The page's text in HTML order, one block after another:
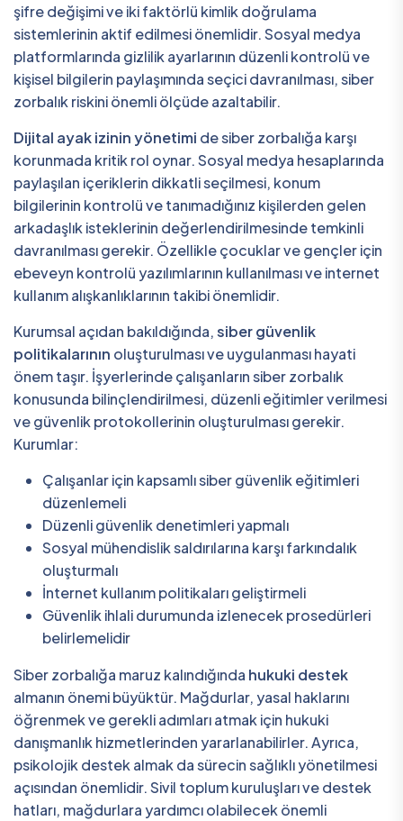
şifre değişimi ve iki faktörlü kimlik doğrulama
sistemlerinin aktif edilmesi önemlidir. Sosyal medya
platformlarında gizlilik ayarlarının düzenli kontrolü ve
kişisel bilgilerin paylaşımında seçici davranılması, siber
zorbalık riskini önemli ölçüde azaltabilir.
Dijital ayak izinin yönetimi de siber zorbalığa karşı
korunmada kritik rol oynar. Sosyal medya hesaplarında
paylaşılan içeriklerin dikkatli seçilmesi, konum
bilgilerinin kontrolü ve tanımadığınız kişilerden gelen
arkadaşlık isteklerinin değerlendirilmesinde temkinli
davranılması gerekir. Özellikle çocuklar ve gençler için
ebeveyn kontrolü yazılımlarının kullanılması ve internet
kullanım alışkanlıklarının takibi önemlidir.
Kurumsal açıdan bakıldığında,siber güvenlik
politikalarının oluşturulması ve uygulanması hayati
önem taşır. İşyerlerinde çalışanların siber zorbalık
konusunda bilinçlendirilmesi, düzenli eğitimler verilmesi
ve güvenlik protokollerinin oluşturulması gerekir.
Kurumlar:
Çalışanlar için kapsamlı siber güvenlik eğitimleri
düzenlemeli
Düzenli güvenlik denetimleri yapmalı
Sosyal mühendislik saldırılarına karşı farkındalık
oluşturmalı
İnternet kullanım politikaları geliştirmeli
Güvenlik ihlali durumunda izlenecek prosedürleri
belirlemelidir
Siber zorbalığa maruz kalındığında hukuki destek
almanın önemi büyüktür. Mağdurlar, yasal haklarını
öğrenmek ve gerekli adımları atmak için hukuki
danışmanlık hizmetlerinden yararlanabilirler. Ayrıca,
psikolojik destek almak da sürecin sağlıklı yönetilmesi
açısından önemlidir. Sivil toplum kuruluşları ve destek
hatları, mağdurlara yardımcı olabilecek önemli